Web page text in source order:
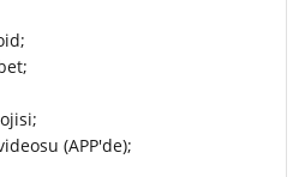
(APP'de);